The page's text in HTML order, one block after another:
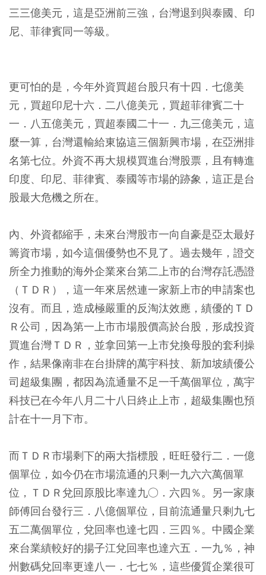
三三億美元，這是亞洲前三強，台灣退到與泰國、印
尼、菲律賓同一等級。
更可怕的是，今年外資買超台股只有十四．七億美
元，買超印尼十六．二八億美元，買超菲律賓二十
一．八五億美元，買超泰國二十一．九三億美元，這
麼一算，台灣還輸給東協這三個新興市場，在亞洲排
名第七位。外資不再大規模買進台灣股票，且有轉進
印度、印尼、菲律賓、泰國等市場的跡象，這正是台
股最大危機之所在。
內、外資都縮手，未來台灣股市一向自豪是亞太最好
籌資市場，如今這個優勢也不見了。過去幾年，證交
所全力推動的海外企業來台第二上市的台灣存託憑證
（ＴＤＲ），這一年來居然連一家新上市的申請案也
沒有。而且，造成極嚴重的反淘汰效應，績優的ＴＤ
Ｒ公司，因為第一上市市場股價高於台股，形成投資
買進台灣ＴＤＲ，並拿回第一上市兌換母股的套利操
作，結果像南非在台掛牌的萬宇科技、新加坡績優公
司超級集團，都因為流通量不足一千萬個單位，萬宇
科技已在今年八月二十八日終止上市，超級集團也預
計在十一月下市。
而ＴＤＲ市場剩下的兩大指標股，旺旺發行二．一億
個單位，如今仍在市場流通的只剩一九六六萬個單
位，ＴＤＲ兌回原股比率達九○．六四％。另一家康
師傅回台發行三．八億個單位，目前流通量只剩九七
五二萬個單位，兌回率也達七四．三四％。中國企業
來台業績較好的揚子江兌回率也達六五．一九％，神
州數碼兌回率更達八一．七七％，這些優質企業很可